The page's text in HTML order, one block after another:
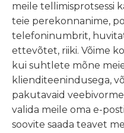
meile tellimisprotsessi
teie perekonnanime,
telefoninumbrit,
ettevõtet, riiki. Võime
kui suhtlete mõne
klienditeenindusega,
pakutavaid
valida meile oma e-
soovite saada teavet